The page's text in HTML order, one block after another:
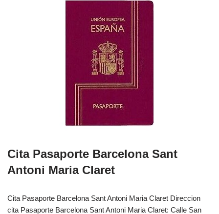
Cita Pasaporte Barcelona Sant
Antoni Maria Claret
Cita Pasaporte Barcelona Sant Antoni Maria Claret Direccion
cita Pasaporte Barcelona Sant Antoni Maria Claret: Calle San